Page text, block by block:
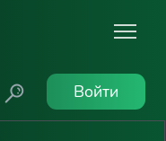
Войти